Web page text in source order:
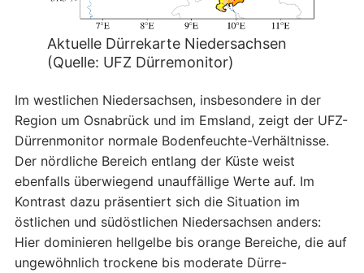
Aktuelle Dürrekarte Niedersachsen
(Quelle: UFZ Dürremonitor)
Im westlichen Niedersachsen, insbesondere in der
Region um Osnabrück und im Emsland, zeigt der UFZ-
Dürrenmonitor normale Bodenfeuchte-Verhältnisse.
Der nördliche Bereich entlang der Küste weist
ebenfalls überwiegend unauffällige Werte auf. Im
Kontrast dazu präsentiert sich die Situation im
östlichen und südöstlichen Niedersachsen anders:
Hier dominieren hellgelbe bis orange Bereiche, die auf
ungewöhnlich trockene bis moderate Dürre-